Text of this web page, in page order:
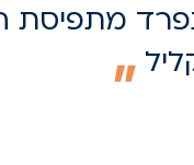
מתפיסת